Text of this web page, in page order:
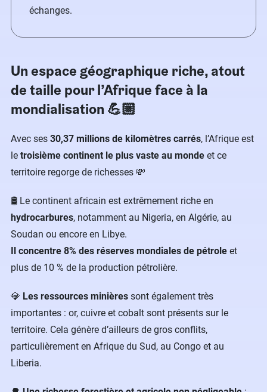
échanges.
Un espace géographique riche, atout
de taille pour l’Afrique face à la
mondialisation 💪🏼
Avec ses 30,37 millions de kilomètres carrés, l’Afrique est
le troisième continent le plus vaste au monde et ce
territoire regorge de richesses 💸
🛢 Le continent africain est extrêmement riche en
hydrocarbures, notamment au Nigeria, en Algérie, au
Soudan ou encore en Libye.
Il concentre 8% des réserves mondiales de pétrole et
plus de 10 % de la production pétrolière.
💎 Les ressources minières sont également très
importantes : or, cuivre et cobalt sont présents sur le
territoire. Cela génère d’ailleurs de gros conflits,
particulièrement en Afrique du Sud, au Congo et au
Liberia.